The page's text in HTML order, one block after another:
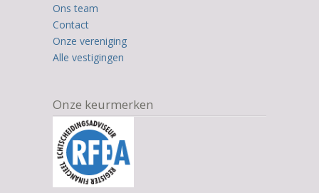
Ons team
Contact
Onze vereniging
Alle vestigingen
Onze keurmerken